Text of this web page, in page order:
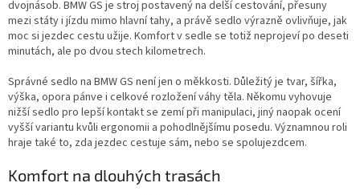
dvojnásob. BMW GS je stroj postavený na delší cestování, přesuny
mezi státy i jízdu mimo hlavní tahy, a právě sedlo výrazně ovlivňuje, jak
moc si jezdec cestu užije. Komfort v sedle se totiž neprojeví po deseti
minutách, ale po dvou stech kilometrech.
Správné sedlo na BMW GS není jen o měkkosti. Důležitý je tvar, šířka,
výška, opora pánve i celkové rozložení váhy těla. Někomu vyhovuje
nižší sedlo pro lepší kontakt se zemí při manipulaci, jiný naopak ocení
vyšší variantu kvůli ergonomii a pohodlnějšímu posedu. Významnou roli
hraje také to, zda jezdec cestuje sám, nebo se spolujezdcem.
Komfort na dlouhých trasách